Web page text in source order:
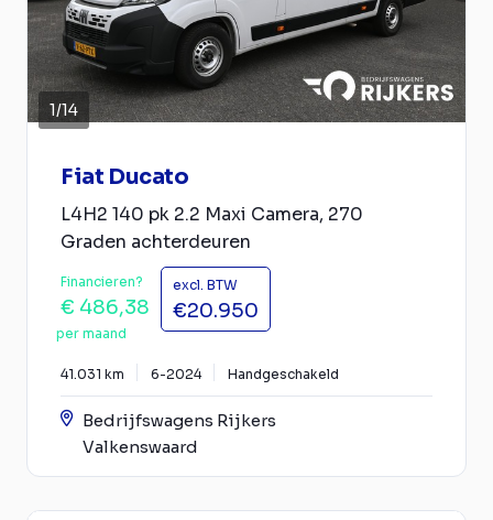
1/14
Fiat Ducato
L4H2 140 pk 2.2 Maxi Camera, 270
Graden achterdeuren
Financieren?
€ 486,38
per maand
excl. BTW
€20.950
41.031 km 6-2024 Handgeschakeld
Bedrijfswagens Rijkers
Valkenswaard